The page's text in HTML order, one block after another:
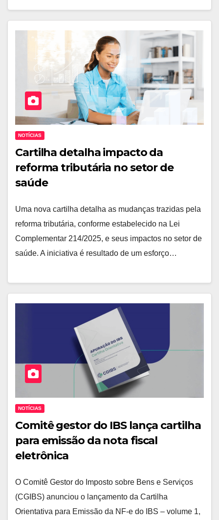
NOTÍCIAS
Cartilha detalha impacto da
reforma tributária no setor de
saúde
Uma nova cartilha detalha as mudanças trazidas pela
reforma tributária, conforme estabelecido na Lei
Complementar 214/2025, e seus impactos no setor de
saúde. A iniciativa é resultado de um esforço…
NOTÍCIAS
Comitê gestor do IBS lança cartilha
para emissão da nota fiscal
eletrônica
O Comitê Gestor do Imposto sobre Bens e Serviços
(CGIBS) anunciou o lançamento da Cartilha
Orientativa para Emissão da NF-e do IBS – volume 1,